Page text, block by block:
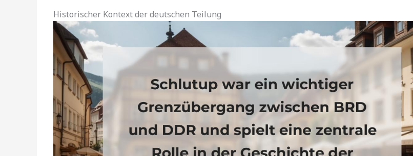
Historischer Kontext der deutschen Teilung